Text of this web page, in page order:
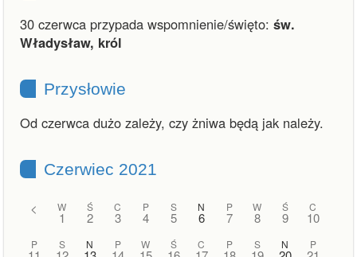
30 czerwca przypada wspomnienie/święto: św.
Władysław, król
Przysłowie
Od czerwca dużo zależy, czy żniwa będą jak należy.
Czerwiec 2021
< W
1
Ś
2
C
3
P
4
S
5
N
6
P
7
W
8
Ś
9
C
10
P S N P W Ś C P S N P